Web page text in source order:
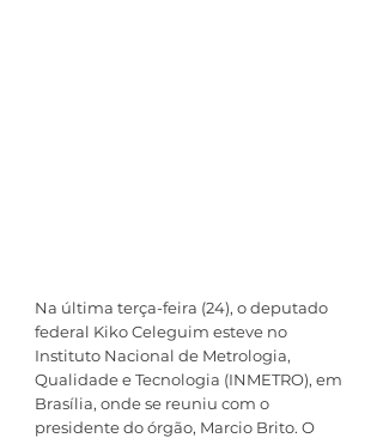
Na última terça-feira (24), o deputado
federal Kiko Celeguim esteve no
Instituto Nacional de Metrologia,
Qualidade e Tecnologia (INMETRO), em
Brasília, onde se reuniu com o
presidente do órgão, Marcio Brito. O